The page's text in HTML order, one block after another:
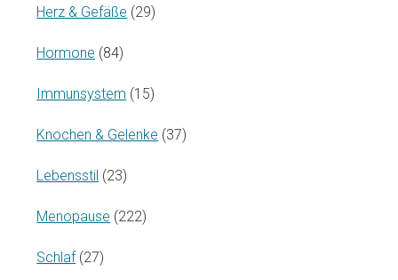
Herz & Gefäße (29)
Hormone (84)
Immunsystem (15)
Knochen & Gelenke (37)
Lebensstil (23)
Menopause (222)
Schlaf (27)